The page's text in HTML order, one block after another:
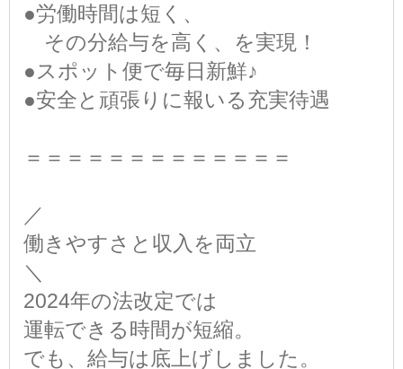
●労働時間は短く、
その分給与を高く、を実現！
●スポット便で毎日新鮮♪
●安全と頑張りに報いる充実待遇
＝＝＝＝＝＝＝＝＝＝＝＝＝
／
働きやすさと収入を両立
＼
2024年の法改定では
運転できる時間が短縮。
でも、給与は底上げしました。